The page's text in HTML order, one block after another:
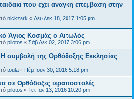
που εχει αναγκη επεμβαση στην
nickzark « Δευ Δεκ 18, 2017 1:05 pm
Άγιος Κοσμάς ο Αιτωλός
pilotos « Σάβ Δεκ 02, 2017 3:06 pm
συμβολή της Ορθόδοξης Εκκλησίας
toula « Πέμ Ιουν 30, 2016 5:18 pm
σε Ορθόδοξες ιεραποστολές
pilotos « Τετ Ιαν 13, 2016 10:20 pm